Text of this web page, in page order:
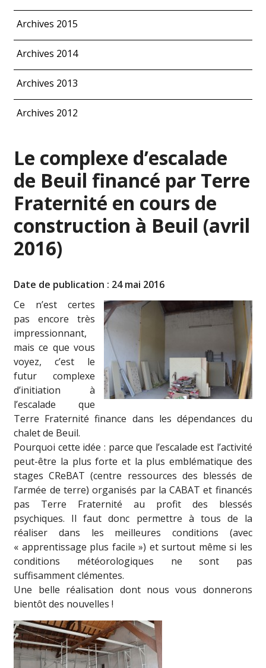
Archives 2015
Archives 2014
Archives 2013
Archives 2012
Le complexe d’escalade
de Beuil financé par Terre
Fraternité en cours de
construction à Beuil (avril
2016)
Date de publication : 24 mai 2016
Ce n’est certes
pas encore très
impressionnant,
mais ce que vous
voyez, c’est le
futur complexe
d’initiation à
l’escalade que
Terre Fraternité finance dans les dépendances du
chalet de Beuil.
Pourquoi cette idée : parce que l’escalade est l’activité
peut-être la plus forte et la plus emblématique des
stages CReBAT (centre ressources des blessés de
l’armée de terre) organisés par la CABAT et financés
pas Terre Fraternité au profit des blessés
psychiques. Il faut donc permettre à tous de la
réaliser dans les meilleures conditions (avec
« apprentissage plus facile ») et surtout même si les
conditions météorologiques ne sont pas
suffisamment clémentes.
Une belle réalisation dont nous vous donnerons
bientôt des nouvelles !